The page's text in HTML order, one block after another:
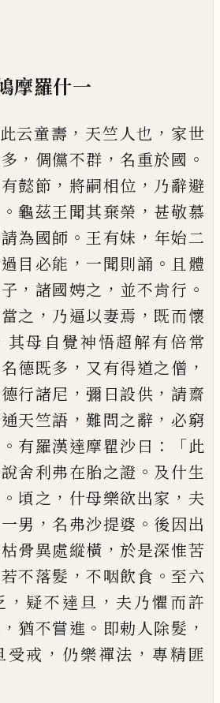
摩羅什一
此云童壽 ， 天竺人也 ， 家世
， 倜儻不群 ，名重於國 。
懿節 ， 將嗣相位 ， 乃辭避
。龜茲王聞其棄榮 ， 甚敬慕
請為國師 。 王有妹 ， 年始二
過目必能 ， 一聞則誦 。 且體
， 諸國娉之 ， 並不肯行 。
之 ， 乃逼以妻焉 ， 既而懷
其母 自覺神悟超解有倍常
德既多 ， 又有得道之僧 ，
德行諸尼 ，彌日設供 ，請齋
天竺語 ，難問之辭 ， 必窮
。 有羅漢達摩瞿沙曰 ：「此
說舍利弗在胎之證 。 及什生
。 頃之 ， 什母樂欲出家 ， 夫
一男 ，名弗沙提婆 。 後因出
枯骨異處縱橫 ， 於是深惟苦
若不落髮 ，不咽飲食 。 至六
， 疑不達旦 ， 夫乃懼而許
，猶不嘗進 。 即勅人除髮 ，
受戒 ， 仍樂禪法 ， 專精匪